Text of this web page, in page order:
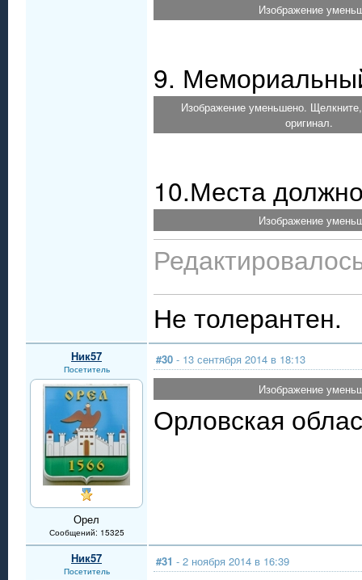
Изображение
9.
Изображение уменьшено.
оригинал.
10.Места
Изображение
Не толерантен.
Ник57
Посетитель
Орел
Сообщений: 15325
#30 - 13 сентября 2014 в 18:13
Изображение
Орловская
Ник57
Посетитель
#31 - 2 ноября 2014 в 16:39